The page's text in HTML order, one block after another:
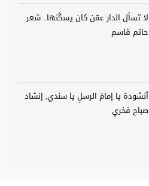
لا تسأل الدار عمّن كان يسكُنها.. شعر
حاتم قاسم
أنشودة يا إمامَ الرسلِ يا سندي, إنشاد
صباح فخري